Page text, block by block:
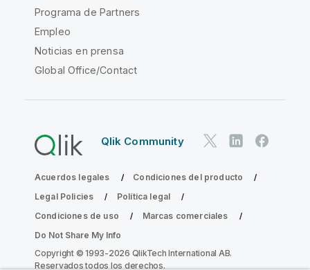
Programa de Partners
Empleo
Noticias en prensa
Global Office/Contact
Qlik Community
Acuerdos legales
Condiciones del producto
Legal Policies
Política legal
Condiciones de uso
Marcas comerciales
Do Not Share My Info
Copyright © 1993-2026 QlikTech International AB.
Reservados todos los derechos.